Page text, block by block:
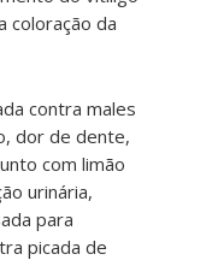
coloração da
contra males
dor de dente,
com limão
urinária,
para
picada de